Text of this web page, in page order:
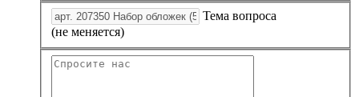
Тема вопроса
(не меняется)